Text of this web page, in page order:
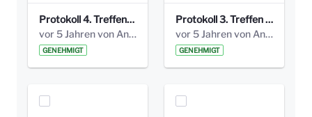
Protokoll 4. Treffen_20141113 AG Bismarckplatz.pdf
vor 5 Jahren von Anni Schlumberger
GENEHMIGT
Protokoll 3. Treffen 20141016 AG Bismarckplatz.pdf
vor 5 Jahren von Anni Schlumberger
GENEHMIGT